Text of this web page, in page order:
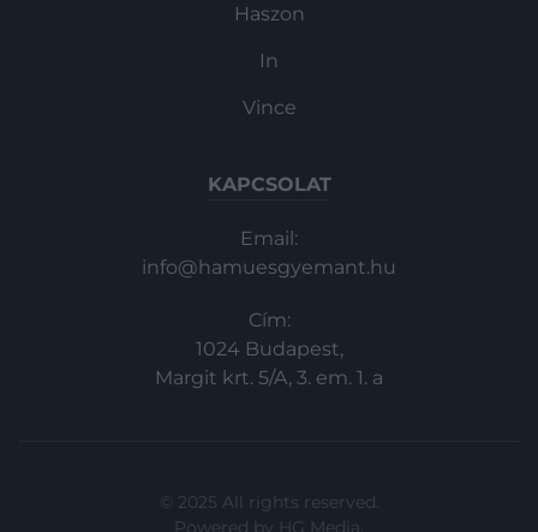
Haszon
In
Vince
KAPCSOLAT
Email:
info@hamuesgyemant.hu
Cím:
1024 Budapest,
Margit krt. 5/A, 3. em. 1. a
© 2025 All rights reserved.
Powered by HG Media